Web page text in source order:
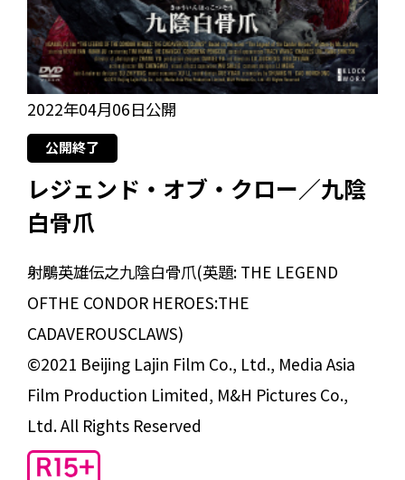
2022年04月06日公開
公開終了
レジェンド・オブ・クロー／九陰
白骨爪
射鵰英雄伝之九陰白骨爪(英題: THE LEGEND
OFTHE CONDOR HEROES:THE
CADAVEROUSCLAWS)
©2021 Beijing Lajin Film Co., Ltd., Media Asia
Film Production Limited, M&H Pictures Co.,
Ltd. All Rights Reserved